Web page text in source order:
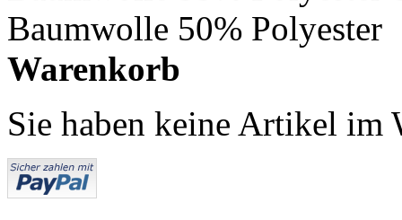
Baumwolle 50% Polyester
Warenkorb
Sie haben keine Artikel im